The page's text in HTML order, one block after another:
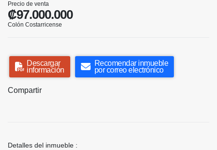
Precio de venta
₡97.000.000
Colón Costarricense
Descargar
información
Recomendar inmueble
por correo electrónico
Compartir
Detalles del inmueble :